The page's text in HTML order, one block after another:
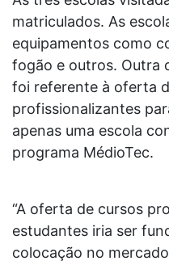
matriculados. As
equipamentos como
fogão e outros. Outra
foi referente à oferta
profissionalizantes
apenas uma escola
programa MédioTec.
“A oferta de cursos
estudantes iria ser
colocação no